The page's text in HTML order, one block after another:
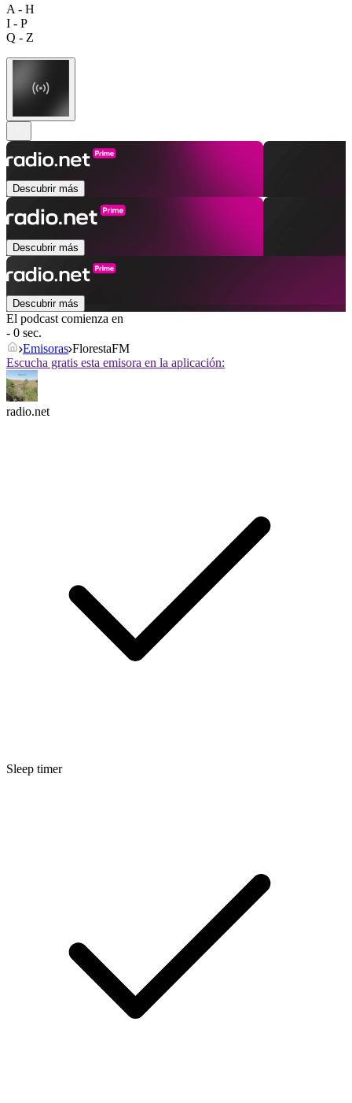
A - H
I - P
Q - Z
Descubrir más
Descubrir más
Descubrir más
El podcast comienza en
- 0 sec.
Emisoras FlorestaFM
Escucha gratis esta emisora en la aplicación:
radio.net
Sleep timer